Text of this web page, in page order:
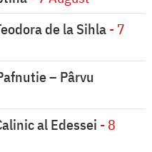
de la Sihla- 7
– Pârvu
al Edessei - 8